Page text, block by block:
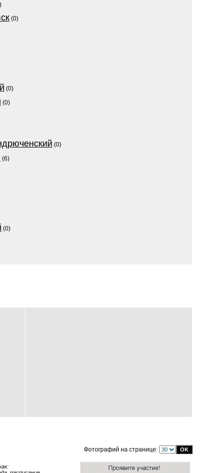
(0)
(0)
(0)
(0)
(6)
(0)
Фотографий на странице: